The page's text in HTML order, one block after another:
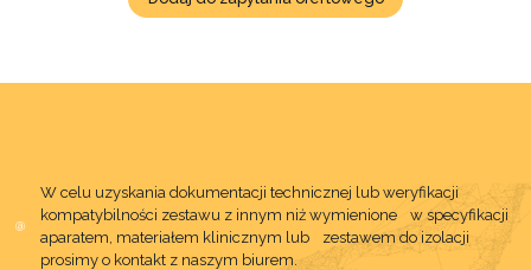
W celu uzyskania dokumentacji technicznej lub weryfikacji
kompatybilności zestawu z innym niż wymienione w specyfikacji
aparatem, materiałem klinicznym lub zestawem do izolacji
prosimy o kontakt z naszym biurem.